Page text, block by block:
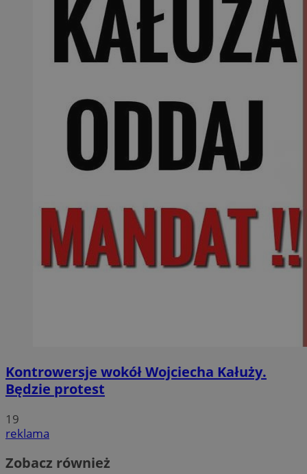
Kontrowersje wokół Wojciecha Kałuży.
Będzie protest
19
reklama
Zobacz również